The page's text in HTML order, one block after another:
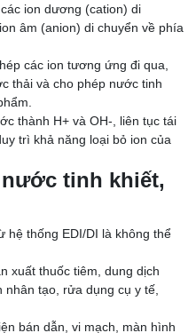
ion dương (cation) di
âm (anion) di chuyển về phía
các ion tương ứng đi qua,
thải và cho phép nước tinh
thành H+ và OH-, liên tục tái
trì khả năng loại bỏ ion của
tinh khiết,
hệ thống EDI/DI là không thể
xuất thuốc tiêm, dung dịch
tạo, rửa dụng cụ y tế,
bán dẫn, vi mạch, màn hình